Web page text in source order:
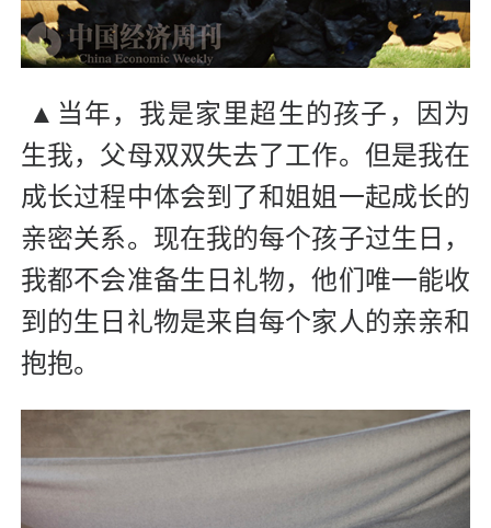
▲当年，我是家里超生的孩子，因为
生我，父母双双失去了工作。但是我在
成长过程中体会到了和姐姐一起成长的
亲密关系。现在我的每个孩子过生日，
我都不会准备生日礼物，他们唯一能收
到的生日礼物是来自每个家人的亲亲和
抱抱。